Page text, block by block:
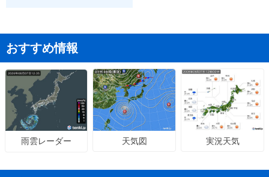
おすすめ情報
雨雲レーダー 天気図 実況天気